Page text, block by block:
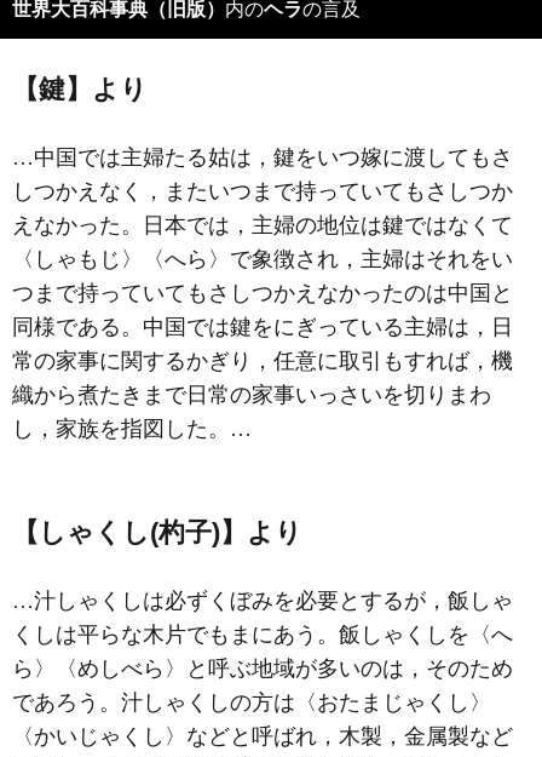
世界大百科事典（旧版） 内のヘラの言及
【鍵】より
…中国では主婦たる姑は，鍵をいつ嫁に渡してもさ
しつかえなく，またいつまで持っていてもさしつか
えなかった。日本では，主婦の地位は鍵ではなくて
〈しゃもじ〉〈へら〉で象徴され，主婦はそれをい
つまで持っていてもさしつかえなかったのは中国と
同様である。中国では鍵をにぎっている主婦は，日
常の家事に関するかぎり，任意に取引もすれば，機
織から煮たきまで日常の家事いっさいを切りまわ
し，家族を指図した。…
【しゃくし(杓子)】より
…汁しゃくしは必ずくぼみを必要とするが，飯しゃ
くしは平らな木片でもまにあう。飯しゃくしを〈へ
ら〉〈めしべら〉と呼ぶ地域が多いのは，そのため
であろう。汁しゃくしの方は〈おたまじゃくし〉
〈かいじゃくし〉などと呼ばれ，木製，金属製など